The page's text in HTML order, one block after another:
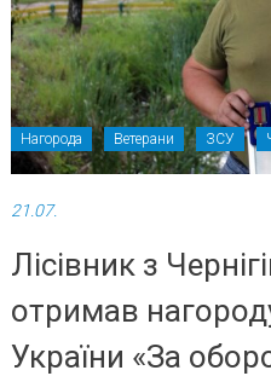
Нагорода Ветерани ЗСУ
21.07.
Лісівник з
отримав
України «За